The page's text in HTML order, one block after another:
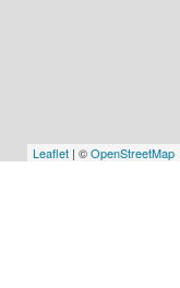
Leaflet | ©OpenStreetMap